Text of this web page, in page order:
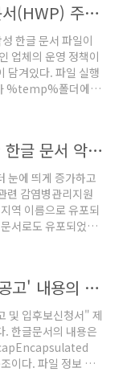
석팀에서는 '코로나
과 문서를 열람하도
첫 페이지 우측
링크 개체를 이용한 악성 한글문서(HWP) 주의 - 코인업체 사칭
한글 문서 파일이
업체의 운영 정책이
담겨있다. 파일 실행
%temp%폴더에 생
다. 파일 내부에는
선택하여도 악성 파
간색으로 표시된 부
삽입된 링크는
포스트스크립트를 이용한 HWP 한글 문서 악성코드 주의
눈에 띄게 증가하고
련 감염병관리지원
역 이름으로 유포되
서로도 유포되었다.
래 그림에서 검은
턴을 매우 단순하게
포스트스크립트 문
발생과 쉘코드 실행
'한국국가정보학회 학회장 선거공고' 내용의 악성 HWP 유포
및 입후보신청서" 제
. 한글문서의 내용은
이다. 파일 정보 파